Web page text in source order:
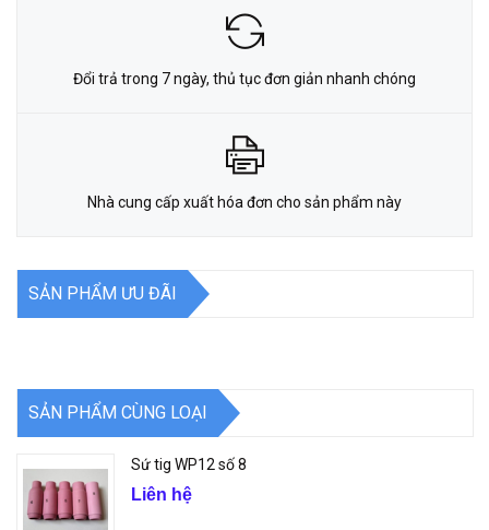
Đổi trả trong 7 ngày, thủ tục đơn giản nhanh chóng
Nhà cung cấp xuất hóa đơn cho sản phẩm này
SẢN PHẨM ƯU ĐÃI
SẢN PHẨM CÙNG LOẠI
Sứ tig WP12 số 8
Liên hệ